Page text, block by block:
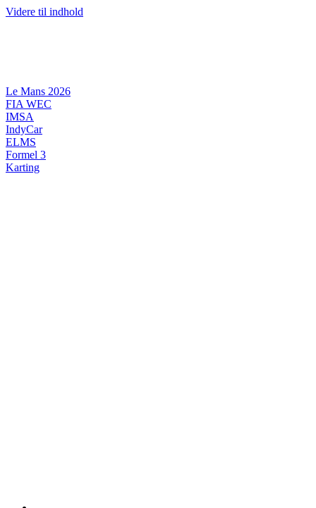
Videre til indhold
Le Mans 2026
FIA WEC
IMSA
IndyCar
ELMS
Formel 3
Karting